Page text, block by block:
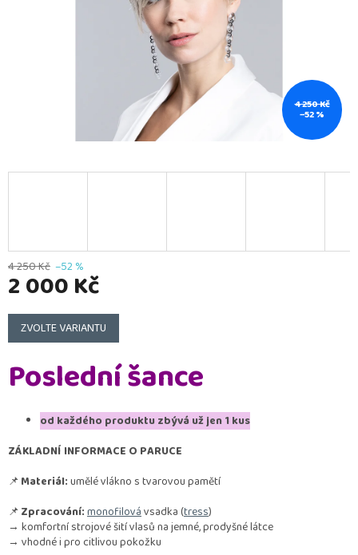
4 250 Kč
–52 %
4 250 Kč –52 %
2 000 Kč
Měrná
cena:
ZVOLTE VARIANTU
Poslední šance
od každého produktu zbývá už jen 1 kus
ZÁKLADNÍ INFORMACE O PARUCE
📌Materiál:umělé vlákno s tvarovou pamětí
📌Zpracování:monofilovávsadka (tress)
→ komfortní strojové šití vlasů na jemné, prodyšné látce
→ vhodné i pro citlivou pokožku